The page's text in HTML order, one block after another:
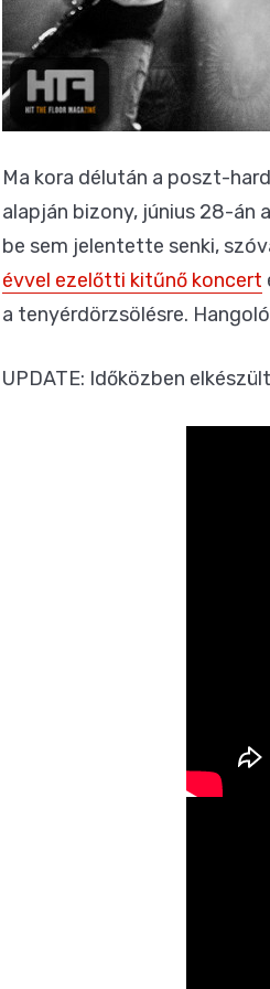
Ma kora délután a poszt-
alapján bizony, június 28-án
be sem jelentette senki,
évvel ezelőtti kitűnő koncert
a tenyérdörzsölésre.
UPDATE: Időközben